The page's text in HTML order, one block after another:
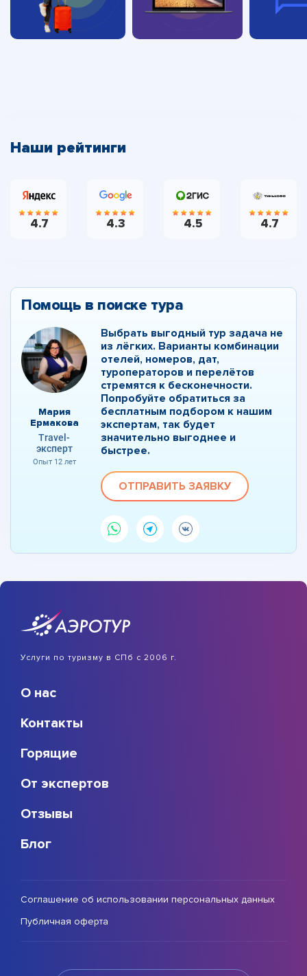
Наши рейтинги
4.7 4.3 4.5 4.7
Помощь в поиске тура
Мария
Ермакова
Travel-
эксперт
Опыт 12 лет
Выбрать выгодный тур задача не
из лёгких. Варианты комбинации
отелей, номеров, дат,
туроператоров и перелётов
стремятся к бесконечности.
Попробуйте обратиться за
бесплатным подбором к нашим
экспертам, так будет
значительно выгоднее и
быстрее.
ОТПРАВИТЬ ЗАЯВКУ
Услуги по туризму в СПб с 2006 г.
О нас
Контакты
Горящие
От экспертов
Отзывы
Блог
Соглашение об использовании персональных данных
Публичная оферта